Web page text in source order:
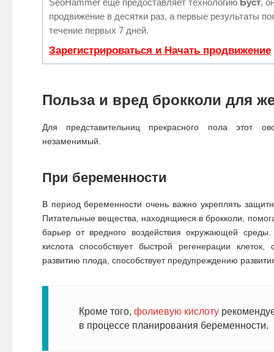
продвижение в десятки раз, а первые результаты
течение первых 7 дней.
Зарегистрироваться и Начать продвижение
Польза и вред брокколи для
Для представительниц прекрасного пола этот
незаменимый.
При беременности
В период беременности очень важно укреплять
Питательные вещества, находящиеся в брокколи,
барьер от вредного воздействия окружающей
кислота способствует быстрой регенерации клеток,
развитию плода, способствует предупреждению
Кроме того, фолиевую кислоту
в процессе планирования беременности.